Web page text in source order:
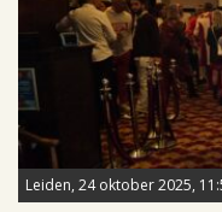
Leiden, 24 oktober 2025,